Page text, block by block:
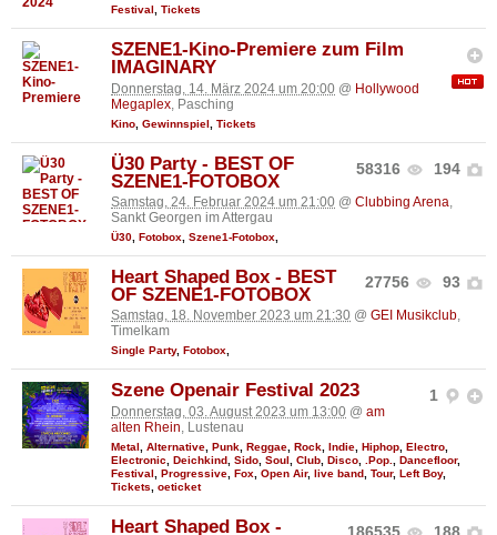
Festival , Tickets
SZENE1-Kino-Premiere zum Film
IMAGINARY
Donnerstag, 14. März 2024 um 20:00 @ Hollywood
Megaplex , Pasching
Kino Gewinnspiel Tickets
58316 194
Ü30 Party - BEST OF
SZENE1-FOTOBOX
Samstag, 24. Februar 2024 um 21:00 @ Clubbing Arena,
Sankt Georgen im Attergau
Ü30 Fotobox Szene1-Fotobox
27756 93
Heart Shaped Box - BEST
OF SZENE1-FOTOBOX
Samstag, 18. November 2023 um 21:30 @ GEI Musikclub,
Timelkam
Single Party, Fotobox,
1
Szene Openair Festival 2023
Donnerstag, 03. August 2023 um 13:00 @ am
alten Rhein, Lustenau
Metal Alternative Punk Reggae Rock Indie Hiphop Electro
Electronic
Deichkind Sido Soul Club Disco .Pop. Dancefloor,
Festival
Progressive Fox Open Air, live band Tour, Left Boy,
Tickets
oeticket
Heart Shaped Box -